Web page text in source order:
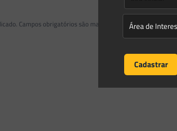
Campos obrigatórios são marcados com*